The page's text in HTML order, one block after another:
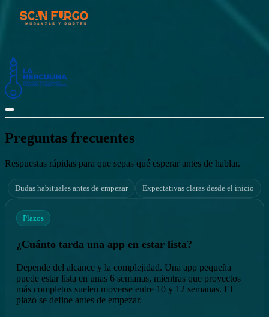
Preguntas frecuentes
Respuestas rápidas para que sepas qué esperar antes de hablar.
Dudas habituales antes de empezar Expectativas claras desde el inicio
Plazos
¿Cuánto tarda una app en estar lista?
Depende del alcance y la complejidad. Una app pequeña
puede estar lista en unas 6 semanas, mientras que proyectos
más completos suelen moverse entre 10 y 12 semanas. El
plazo se define antes de empezar.